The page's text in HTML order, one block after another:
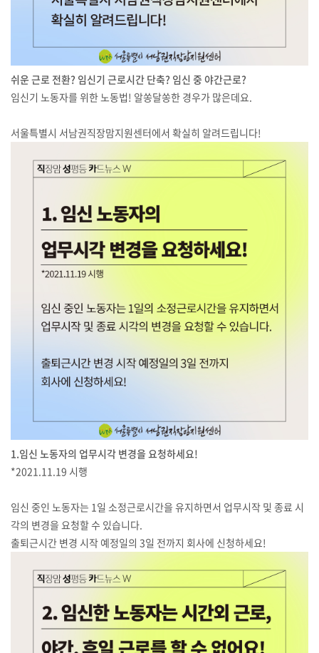
쉬운 근로 전환? 임신기 근로시간 단축? 임신 중 야간근로?
임신기 노동자를 위한 노동법! 알쏭달쏭한 경우가 많은데요.
서울특별시 서남권직장맘지원센터에서 확실히 알려드립니다!
1.임신 노동자의 업무시각 변경을 요청하세요!
*2021.11.19 시행
임신 중인 노동자는 1일 소정근로시간을 유지하면서 업무시작 및 종료 시
각의 변경을 요청할 수 있습니다.
출퇴근시간 변경 시작 예정일의 3일 전까지 회사에 신청하세요!